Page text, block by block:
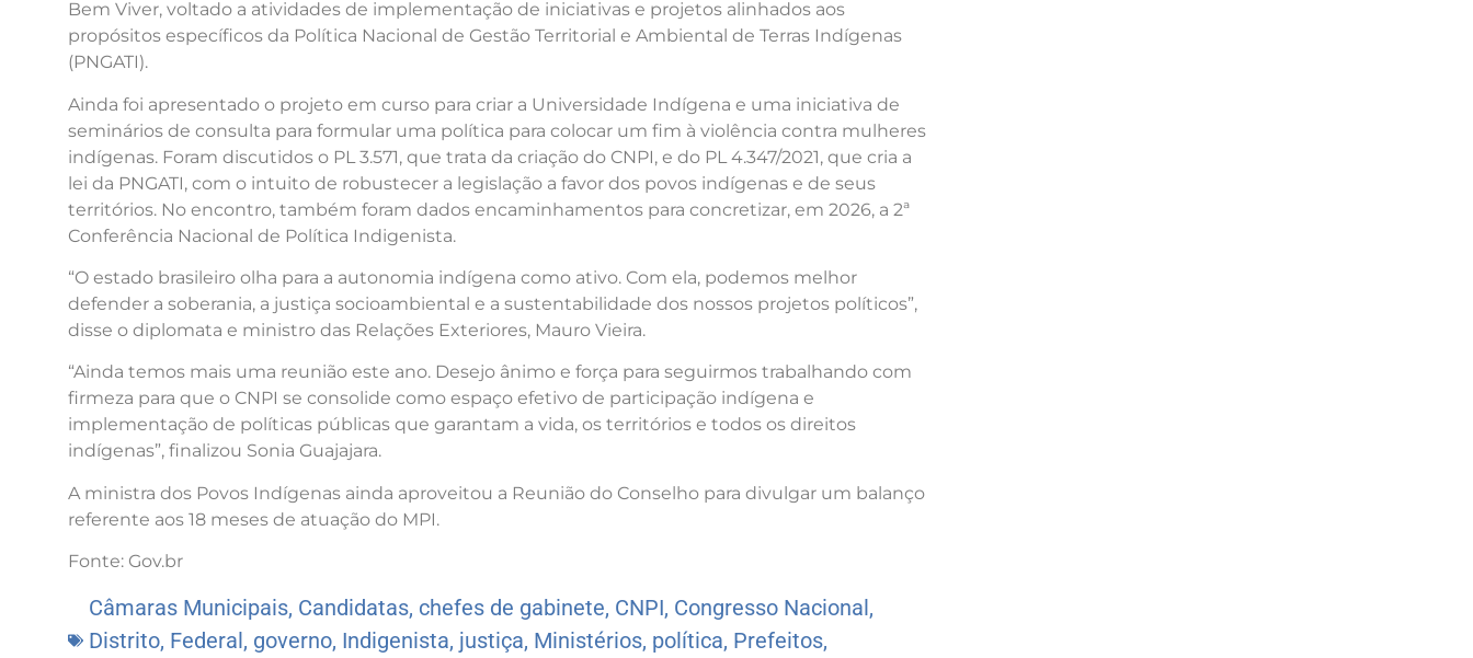
Bem Viver, voltado a atividades de implementação de iniciativas e projetos alinhados aos
propósitos específicos da Política Nacional de Gestão Territorial e Ambiental de Terras Indígenas
(PNGATI).
Ainda foi apresentado o projeto em curso para criar a Universidade Indígena e uma iniciativa de
seminários de consulta para formular uma política para colocar um fim à violência contra mulheres
indígenas. Foram discutidos o PL 3.571, que trata da criação do CNPI, e do PL 4.347/2021, que cria a
lei da PNGATI, com o intuito de robustecer a legislação a favor dos povos indígenas e de seus
territórios. No encontro, também foram dados encaminhamentos para concretizar, em 2026, a 2ª
Conferência Nacional de Política Indigenista.
“O estado brasileiro olha para a autonomia indígena como ativo. Com ela, podemos melhor
defender a soberania, a justiça socioambiental e a sustentabilidade dos nossos projetos políticos”,
disse o diplomata e ministro das Relações Exteriores, Mauro Vieira.
“Ainda temos mais uma reunião este ano. Desejo ânimo e força para seguirmos trabalhando com
firmeza para que o CNPI se consolide como espaço efetivo de participação indígena e
implementação de políticas públicas que garantam a vida, os territórios e todos os direitos
indígenas”, finalizou Sonia Guajajara.
A ministra dos Povos Indígenas ainda aproveitou a Reunião do Conselho para divulgar um balanço
referente aos 18 meses de atuação do MPI.
Fonte: Gov.br
Câmaras Municipais, Candidatas, chefes de gabinete, CNPI, Congresso Nacional,
Distrito, Federal, governo, Indigenista, justiça, Ministérios, política, Prefeitos,